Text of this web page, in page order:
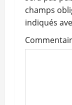
n
d
champs
indiqués